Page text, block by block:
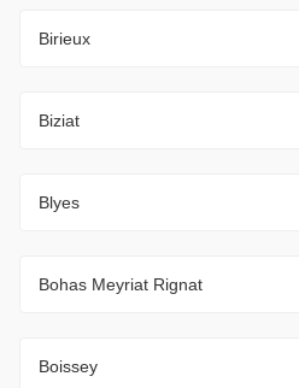
Birieux
Biziat
Blyes
Bohas Meyriat Rignat
Boissey